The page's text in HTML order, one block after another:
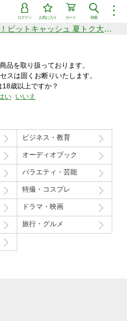
︙
検索
カート
お気に入り
ログイン
シリーズ
新着セール中商品
価格の高い順
年間ランキング
総額50万円分が当たる！ビットキャッシュ 夏トク大感謝祭
品を取り扱っております。
スは固くお断りいたします。
18歳以上ですか？
い いいえ
ビジネス・教育
オーディオブック
バラエティ・芸能
特撮・コスプレ
ドラマ・映画
旅行・グルメ